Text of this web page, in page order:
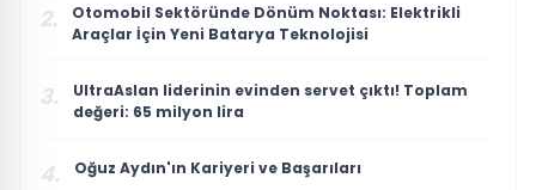
2.
Otomobil Sektöründe Dönüm Noktası: Elektrikli
Araçlar İçin Yeni Batarya Teknolojisi
3.
UltraAslan liderinin evinden servet çıktı! Toplam
değeri: 65 milyon lira
4. Oğuz Aydın'ın Kariyeri ve Başarıları